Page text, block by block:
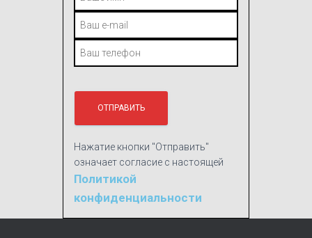
Нажатие кнопки "Отправить"
означает согласие с настоящей
Политикой
конфиденциальности